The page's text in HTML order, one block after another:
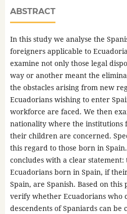
ABSTRACT
In this study we analyse the
foreigners applicable to
examine not only those legal
way or another meant the
the obstacles arising from new
Ecuadorians wishing to enter
workforce are faced. We then
nationality where the institutions
their children are concerned.
this regard to those born in
concludes with a clear
Ecuadorians born in Spain, if
Spain, are Spanish. Based on this
verify whether Ecuadorians who
descendents of Spaniards can be